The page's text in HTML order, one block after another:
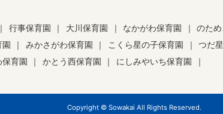
行事保育園 ｜ 大川保育園 ｜ なかがわ保育園 ｜ のた
園
｜ みかさがわ保育園 ｜ こくら星の子保育園 ｜ つだ
育園
｜ かとう西保育園 ｜ にしみやいち保育園 ｜
Copyright © Sowakai All Rights Reserved.